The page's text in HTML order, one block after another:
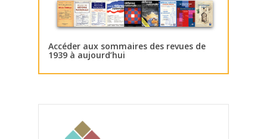
Accéder aux sommaires des revues de
1939 à aujourd’hui